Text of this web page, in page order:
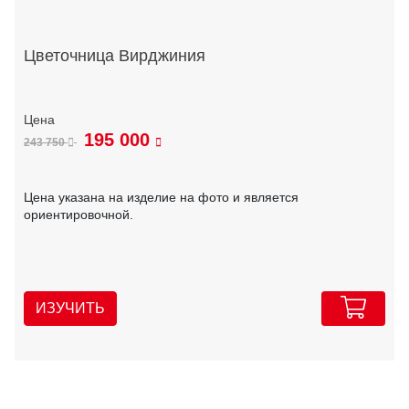
Цветочница Вирджиния
243 750 195 000
Цена указана на изделие на фото и является
ориентировочной.
ИЗУЧИТЬ